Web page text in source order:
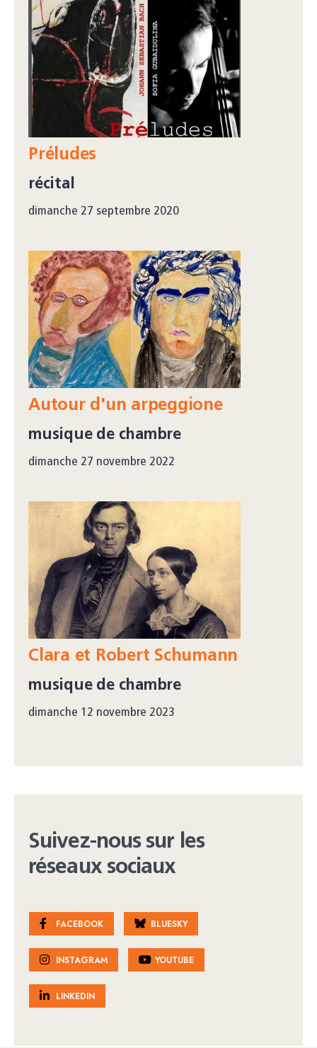
Préludes
récital
dimanche 27 septembre 2020
Autour d'un arpeggione
musique de chambre
dimanche 27 novembre 2022
Clara et Robert Schumann
musique de chambre
dimanche 12 novembre 2023
Suivez-nous sur les
réseaux sociaux
FACEBOOK BLUESKY
INSTAGRAM YOUTUBE
LINKEDIN